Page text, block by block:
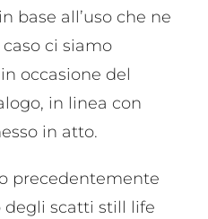
base all’uso che ne
ci siamo
occasione del
in linea con
in atto.
precedentemente
degli scatti still life